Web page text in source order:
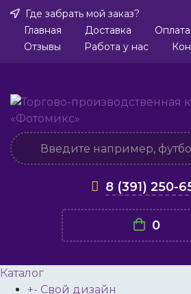
Где забрать мой заказ?
Главная
Доставка Оплата
Отзывы
Работа у нас
8 (391) 250-
0
Каталог
+- Свой дизайн